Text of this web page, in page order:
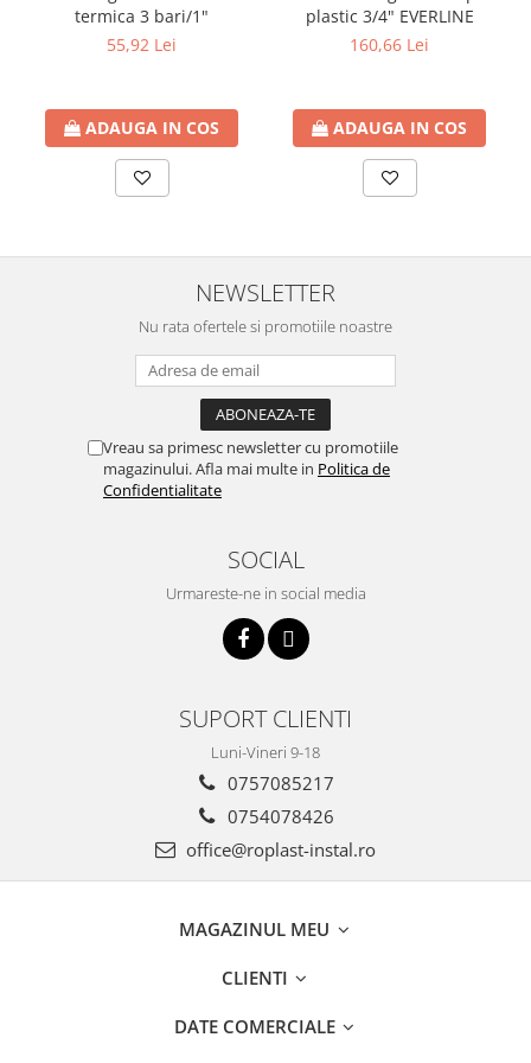
Coltar asamblare
Coltar imbinare
Papuc reazem
Console raft
termica 3 bari/1"
55,92 Lei
ADAUGA IN COS
plastic 3/4" EVERLINE
160,66 Lei
ADAUGA IN COS
NEWSLETTER
Nu rata ofertele si promotiile noastre
Vreau sa primesc newsletter cu promotiile
magazinului. Afla mai multe in Politica de
Confidentialitate
SOCIAL
Urmareste-ne in social media
SUPORT CLIENTI
Luni-Vineri 9-18
0757085217
0754078426
office@roplast-instal.ro
MAGAZINUL MEU
CLIENTI
DATE COMERCIALE